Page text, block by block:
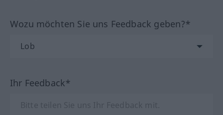
Wozu möchten Sie uns Feedback geben?*
Ihr Feedback*